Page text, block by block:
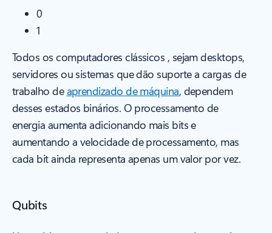
0
1
Todos os computadores clássicos , sejam desktops,
servidores ou sistemas que dão suporte a cargas de
trabalho deaprendizado de máquina, dependem
desses estados binários. O processamento de
energia aumenta adicionando mais bits e
aumentando a velocidade de processamento, mas
cada bit ainda representa apenas um valor por vez.
Qubits